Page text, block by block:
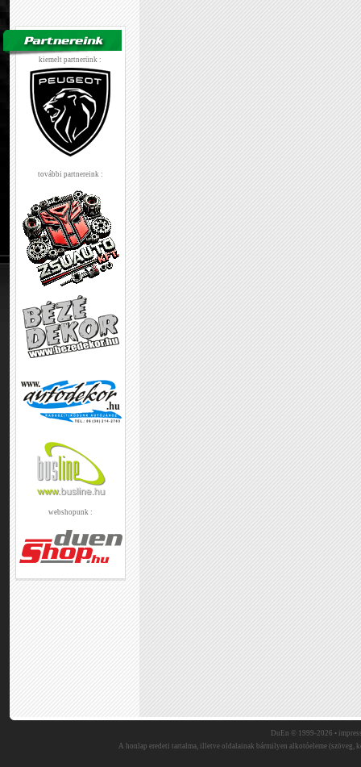
kiemelt partnerünk :
további partnereink :
webshopunk :
DuEn © 1999-2026 •
A honlap eredeti tartalma, illetve oldalainak bármilyen alkotóeleme (szöveg,